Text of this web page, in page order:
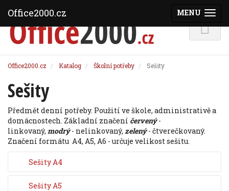
Office2000.cz Katalog Školní potřeby Sešity
Sešity
Předmět denní potřeby. Použití ve škole, administrativě a
domácnostech. Základní značení červený-
linkovaný, modrý- nelinkovaný, zelený- čtverečkovaný.
Značení formátu A4, A5, A6 - určuje velikost sešitu.
Sešity A4
Sešity A5
MENU
Office2000.cz